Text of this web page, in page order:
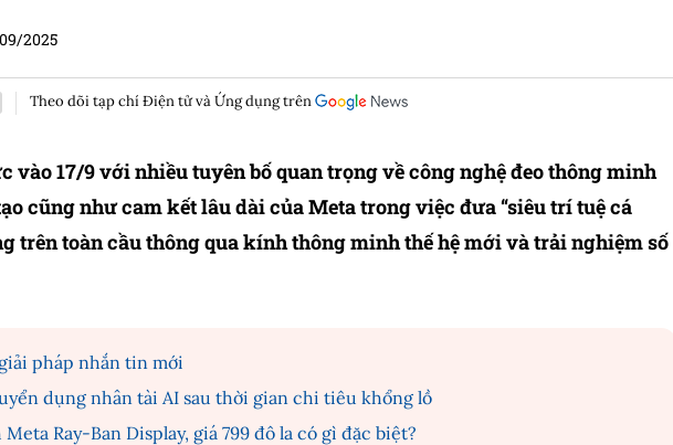
2025
Theo dõi tạp chí Điện tử và Ứng dụng trên
vào 17/9 với nhiều tuyên bố quan trọng về công nghệ đeo thông minh
cũng như cam kết lâu dài của Meta trong việc đưa “siêu trí tuệ cá
trên toàn cầu thông qua kính thông minh thế hệ mới và trải nghiệm số
pháp nhắn tin mới
dụng nhân tài AI sau thời gian chi tiêu khổng lồ
Ray-Ban Display, giá 799 đô la có gì đặc biệt?